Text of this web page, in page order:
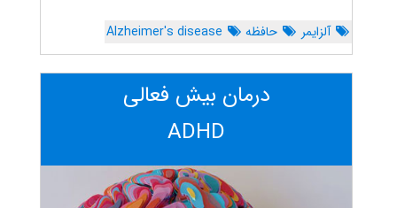
آلزایمر حافظه Alzheimer's disease
درمان بیش فعالی
ADHD